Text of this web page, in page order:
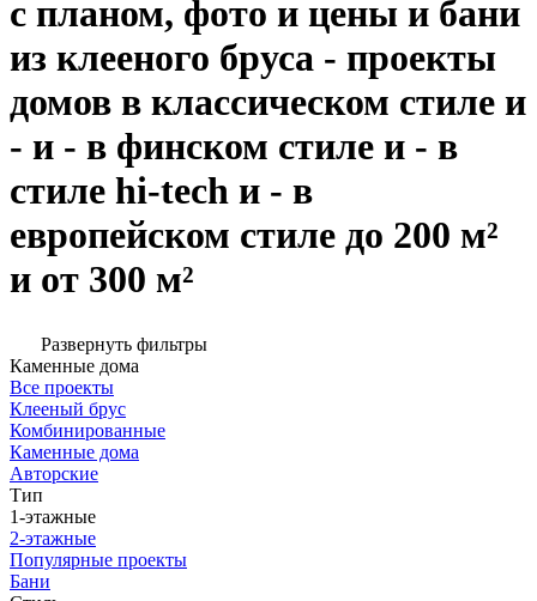
с планом, фото и цены и бани
из клееного бруса - проекты
домов в классическом стиле и
- и - в финском стиле и - в
стиле hi-tech и - в
европейском стиле до 200 м²
и от 300 м²
Развернуть фильтры
Каменные дома
Все проекты
Клееный брус
Комбинированные
Каменные дома
Авторские
Тип
1-этажные
2-этажные
Популярные проекты
Бани